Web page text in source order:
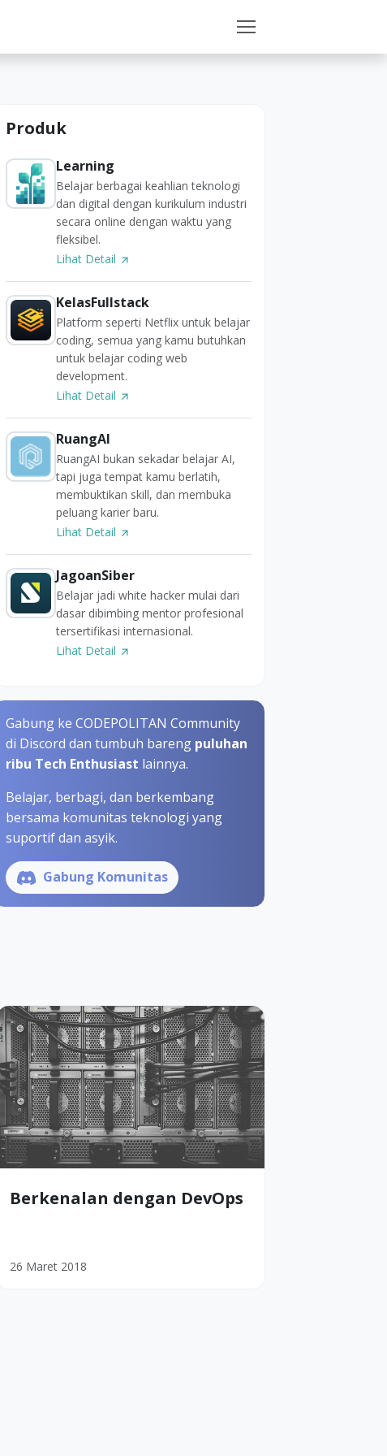
Produk
Learning
Belajar berbagai keahlian teknologi
dan digital dengan kurikulum industri
secara online dengan waktu yang
fleksibel.
Lihat Detail
KelasFullstack
Platform seperti Netflix untuk belajar
coding, semua yang kamu butuhkan
untuk belajar coding web
development.
Lihat Detail
RuangAI
RuangAI bukan sekadar belajar AI,
tapi juga tempat kamu berlatih,
membuktikan skill, dan membuka
peluang karier baru.
Lihat Detail
JagoanSiber
Belajar jadi white hacker mulai dari
dasar dibimbing mentor profesional
tersertifikasi internasional.
Lihat Detail
Gabung ke CODEPOLITAN Community
di Discord dan tumbuh bareng puluhan
ribu Tech Enthusiast lainnya.
Belajar, berbagi, dan berkembang
bersama komunitas teknologi yang
suportif dan asyik.
Gabung Komunitas
Berkenalan dengan DevOps
26 Maret 2018